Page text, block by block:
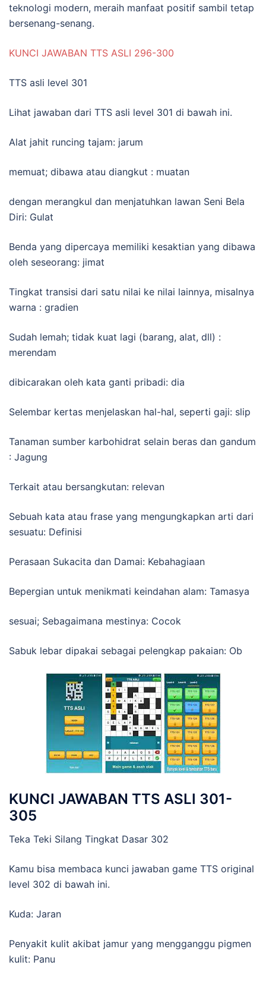
teknologi modern, meraih manfaat positif sambil tetap
bersenang-senang.
KUNCI JAWABAN TTS ASLI 296-300
TTS asli level 301
Lihat jawaban dari TTS asli level 301 di bawah ini.
Alat jahit runcing tajam: jarum
memuat; dibawa atau diangkut : muatan
dengan merangkul dan menjatuhkan lawan Seni Bela
Diri: Gulat
Benda yang dipercaya memiliki kesaktian yang dibawa
oleh seseorang: jimat
Tingkat transisi dari satu nilai ke nilai lainnya, misalnya
warna : gradien
Sudah lemah; tidak kuat lagi (barang, alat, dll) :
merendam
dibicarakan oleh kata ganti pribadi: dia
Selembar kertas menjelaskan hal-hal, seperti gaji: slip
Tanaman sumber karbohidrat selain beras dan gandum
: Jagung
Terkait atau bersangkutan: relevan
Sebuah kata atau frase yang mengungkapkan arti dari
sesuatu: Definisi
Perasaan Sukacita dan Damai: Kebahagiaan
Bepergian untuk menikmati keindahan alam: Tamasya
sesuai; Sebagaimana mestinya: Cocok
Sabuk lebar dipakai sebagai pelengkap pakaian: Ob
KUNCI JAWABAN TTS ASLI 301-
305
Teka Teki Silang Tingkat Dasar 302
Kamu bisa membaca kunci jawaban game TTS original
level 302 di bawah ini.
Kuda: Jaran
Penyakit kulit akibat jamur yang mengganggu pigmen
kulit: Panu